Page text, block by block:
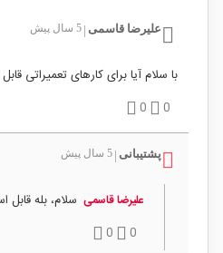
علیرضا قاسمی 5 سال پیش
با سلام آیا برای کارهای تعمیراتی
0
0
پشتیبانی 5 سال پیش
علیرضا قاسمی سلام، بله قابل
0
0